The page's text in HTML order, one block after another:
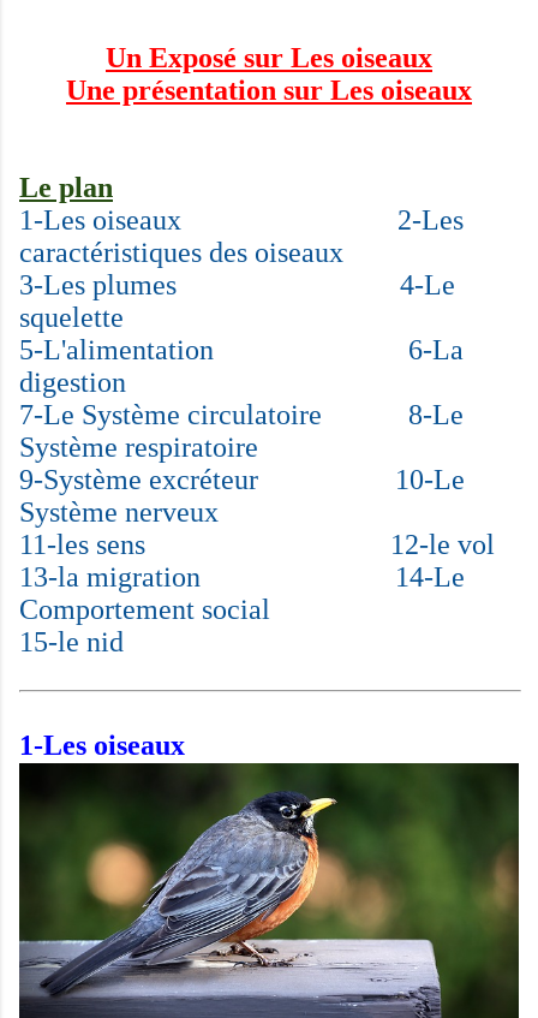
Un Exposé sur Les oiseaux
Une présentation sur Les oiseaux
Le plan
1-Les oiseaux 2-Les
caractéristiques des oiseaux
3-Les plumes 4-Le
squelette
5-L'alimentation 6-La
digestion
7-Le Système circulatoire 8-Le
Système respiratoire
9-Système excréteur 10-Le
Système nerveux
11-les sens 12-le vol
13-la migration 14-Le
Comportement social
15-le nid
1-Les oiseaux